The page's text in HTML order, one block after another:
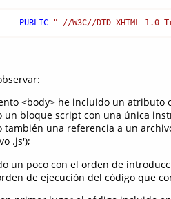
PUBLIC "-//W3C//DTD XHTML
<body> he incluido un atributo
un bloque script con una única
también una referencia a un
.js');
un poco con el orden de
de ejecución del código que